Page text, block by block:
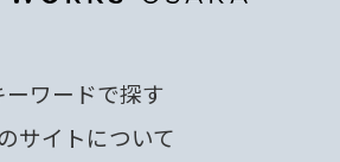
ーワードで探す
サイトについて